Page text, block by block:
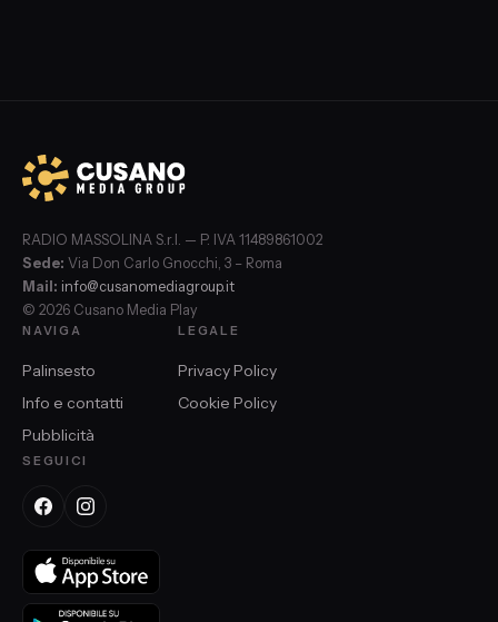
RADIO MASSOLINA S.r.l. — P. IVA 11489861002
Sede: Via Don Carlo Gnocchi, 3 – Roma
Mail: info@cusanomediagroup.it
© 2026 Cusano Media Play
NAVIGA
Palinsesto
Info e contatti
Pubblicità
LEGALE
Privacy Policy
Cookie Policy
SEGUICI